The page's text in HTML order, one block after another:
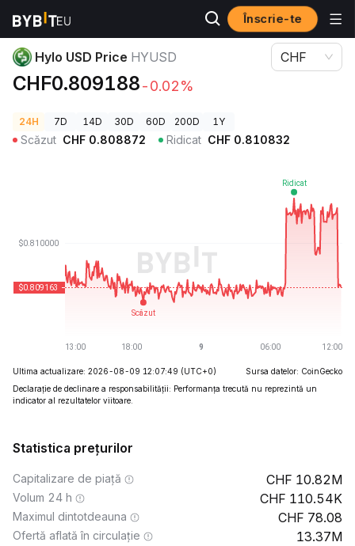
Înscrie-te
Prețuri Crypto
Hylo USD Price HYUSD
CHF0.809188-0.02%
CHF
24H 7D 14D 30D 60D 200D 1Y
Scăzut CHF 0.808872 Ridicat CHF 0.810832
Ultima actualizare: 2026-08-09 12:07:49 (UTC+0)
Sursa datelor: CoinGecko
Declarație de declinare a responsabilității: Performanța trecută nu reprezintă un
indicator al rezultatelor viitoare.
Statistica prețurilor
Capitalizare de piață 10.82M
Volum 24 h 110.54K
Maximul dintotdeauna 78.08
Ofertă aflată în circulație 13.37M